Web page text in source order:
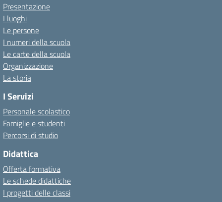
Presentazione
I luoghi
Le persone
I numeri della scuola
Le carte della scuola
Organizzazione
La storia
I Servizi
Personale scolastico
Famiglie e studenti
Percorsi di studio
Didattica
Offerta formativa
Le schede didattiche
I progetti delle classi